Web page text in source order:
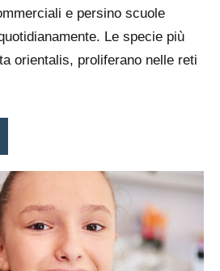
e persino scuole
Le specie più
orientalis, proliferano nelle reti